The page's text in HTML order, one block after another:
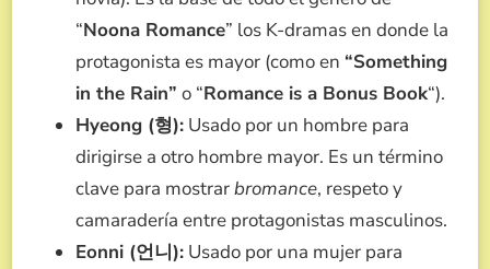
“Noona Romance” los K-dramas en donde la
protagonista es mayor (como en “Something
in the Rain” o “Romance is a Bonus Book“).
Hyeong (형): Usado por un hombre para
dirigirse a otro hombre mayor. Es un término
clave para mostrarbromance, respeto y
camaradería entre protagonistas masculinos.
Eonni (언니): Usado por una mujer para